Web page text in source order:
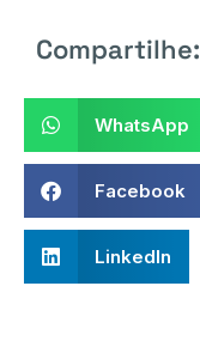
Compartilhe:
WhatsApp
Facebook
LinkedIn